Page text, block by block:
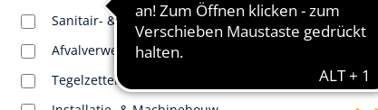
Sanitair- & Verwarmingstechniek
Afvalverwerking
Tegelzetters & Vloerleggers